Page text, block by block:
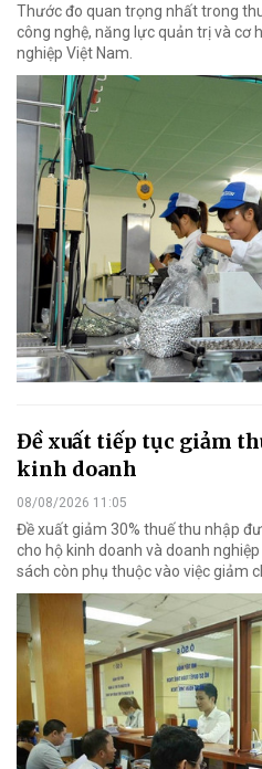
Thước đo quan trọng nhất trong
công nghệ, năng lực quản trị và cơ
nghiệp Việt Nam.
Đề xuất tiếp tục giảm
kinh doanh
08/08/2026 11:05
Đề xuất giảm 30% thuế thu nhập
cho hộ kinh doanh và doanh
sách còn phụ thuộc vào việc giảm